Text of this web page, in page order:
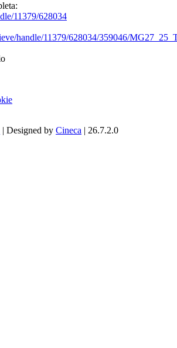
11379/628034
handle/11379/628034/359046/
| Designed by Cineca | 26.7.2.0